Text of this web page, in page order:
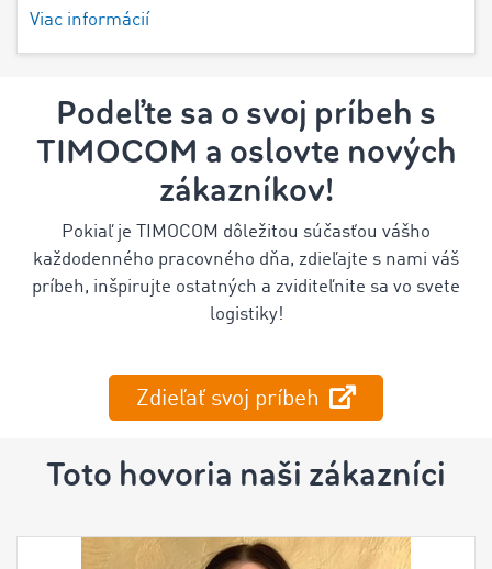
Viac informácií
Podeľte sa o svoj príbeh s
TIMOCOM a oslovte nových
zákazníkov!
Pokiaľ je TIMOCOM dôležitou súčasťou vášho
každodenného pracovného dňa, zdieľajte s nami váš
príbeh, inšpirujte ostatných a zviditeľnite sa vo svete
logistiky!
Zdieľať svoj príbeh
Toto hovoria naši zákazníci